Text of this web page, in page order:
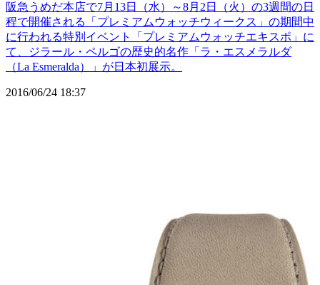
阪急うめだ本店で7月13日（水）～8月2日（火）の3週間の日
程で開催される「プレミアムウォッチウィークス」の期間中
に行われる特別イベント「プレミアムウォッチエキスポ」に
て、ジラール・ペルゴの歴史的名作「ラ・エスメラルダ
（La Esmeralda）」が日本初展示。
2016/06/24 18:37